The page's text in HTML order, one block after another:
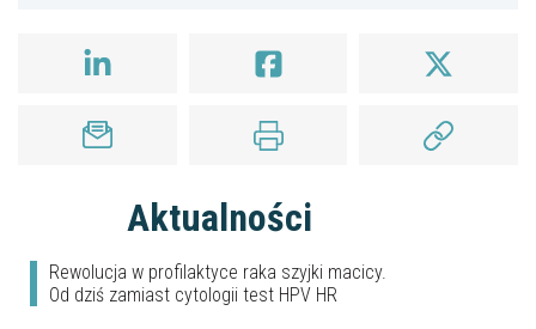
Aktualności
Rewolucja w profilaktyce raka szyjki macicy.
Od dziś zamiast cytologii test HPV HR